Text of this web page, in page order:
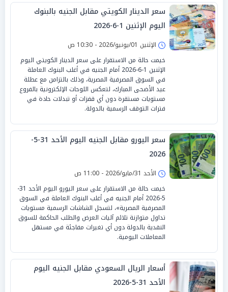
سعر الدينار الكويتي مقابل الجنيه بالبنوك
اليوم الإثنين 1-6-2026
الإثنين 01/يونيو/2026 - 10:30 ص
خيمت حالة من الاستقرار على سعر الدينار الكويتي اليوم
الإثنين 1-6-2026 أمام الجنيه في أغلب البنوك العاملة
في السوق المصرفية المصرية، وذلك بالتزامن مع عطلة
عيد الأضحى المبارك، لتعكس اللوحات الإلكترونية بالفروع
مستويات مستقرة دون أي قفزات أو تبدلات حادة في
فترات التوقف الرسمية بالدولة.
سعر اليورو مقابل الجنيه اليوم الأحد 31-5-
2026
الأحد 31/مايو/2026 - 11:00 ص
خيمت حالة من الاستقرار على سعر اليورو اليوم الأحد 31-
5-2026 أمام الجنيه في أغلب البنوك العاملة في السوق
المصرفية المصرية»، لتسجل الشاشات الرسمية مستويات
تداول متوازنة تلائم آليات العرض والطلب الحاكمة للسوق
النقدية بالدولة دون أي تغيرات مفاجئة في مستهل
المعاملات اليومية.
أسعار الريال السعودي مقابل الجنيه اليوم
الأحد 31-5-2026